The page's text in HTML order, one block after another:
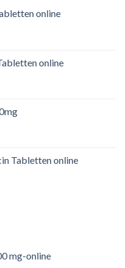
online
online
Tabletten online
mg-online